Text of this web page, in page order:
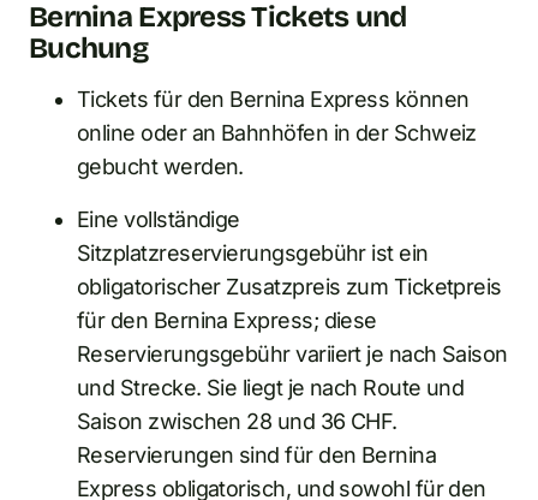
Bernina Express Tickets und
Buchung
Tickets für den Bernina Express können
online oder an Bahnhöfen in der Schweiz
gebucht werden.
Eine vollständige
Sitzplatzreservierungsgebühr ist ein
obligatorischer Zusatzpreis zum Ticketpreis
für den Bernina Express; diese
Reservierungsgebühr variiert je nach Saison
und Strecke. Sie liegt je nach Route und
Saison zwischen 28 und 36 CHF.
Reservierungen sind für den Bernina
Express obligatorisch, und sowohl für den